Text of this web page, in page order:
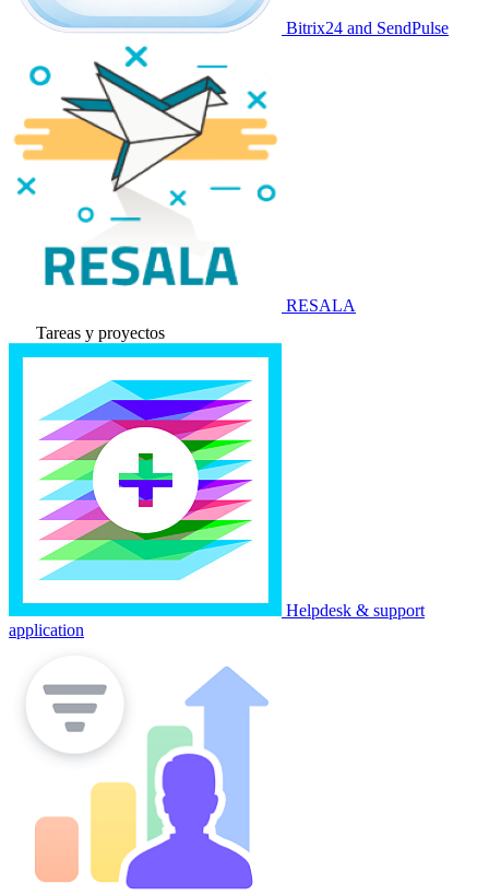
Bitrix24 and SendPulse
RESALA
Tareas y proyectos
Helpdesk & support
application